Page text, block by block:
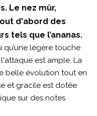
Le nez mûr,
d'abord des
tels que l’ananas.
qu’une légère touche
est ample. La
belle évolution tout en
et gracile est dotée
sur des notes